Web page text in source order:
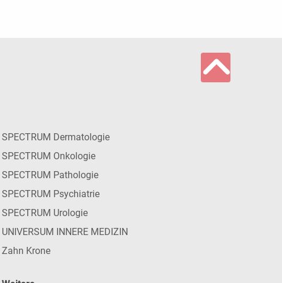
SPECTRUM Dermatologie
SPECTRUM Onkologie
SPECTRUM Pathologie
SPECTRUM Psychiatrie
SPECTRUM Urologie
UNIVERSUM INNERE MEDIZIN
Zahn Krone